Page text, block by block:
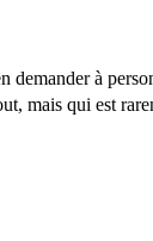
à
mais qui est